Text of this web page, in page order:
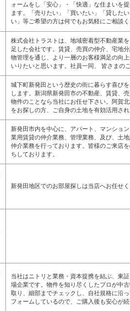
ォームをし「安心」・「快適」な住まいを
ます。「売りたい」「買いたい」「貸した
い」等ご希望の方は何でもお気軽にご相談
株式会社トラストは、地域密着型不動産業
足した会社です。賃貸、売買の仲介、宅地
物管理を通じ、より一層のお客様満足の向上
いりたいと思います。社員一同、 皆さまの
城下町新発田という歴史の街に暮らす喜び
します。新潟県新発田市の不動産、賃貸、
物件のことなら当社にお任せ下さい。阿賀
をお探しの方、ご自身の土地を有効活用さ
新発田市内を中心に、アパート、マンショ
業用賃貸の仲介業務、管理業務、及び、土
仲介業務を行っております。皆様のご来店
ちしております。
新発田地区でのお部屋探しは当店へお任せく
当社はニトリと業務・資本提携を結ぶ、東
場企業です。物件を知り尽くしたプロが中
取り、細部までチェックし、自社規格に沿っ
フォームしているので、ご購入後も安心が続